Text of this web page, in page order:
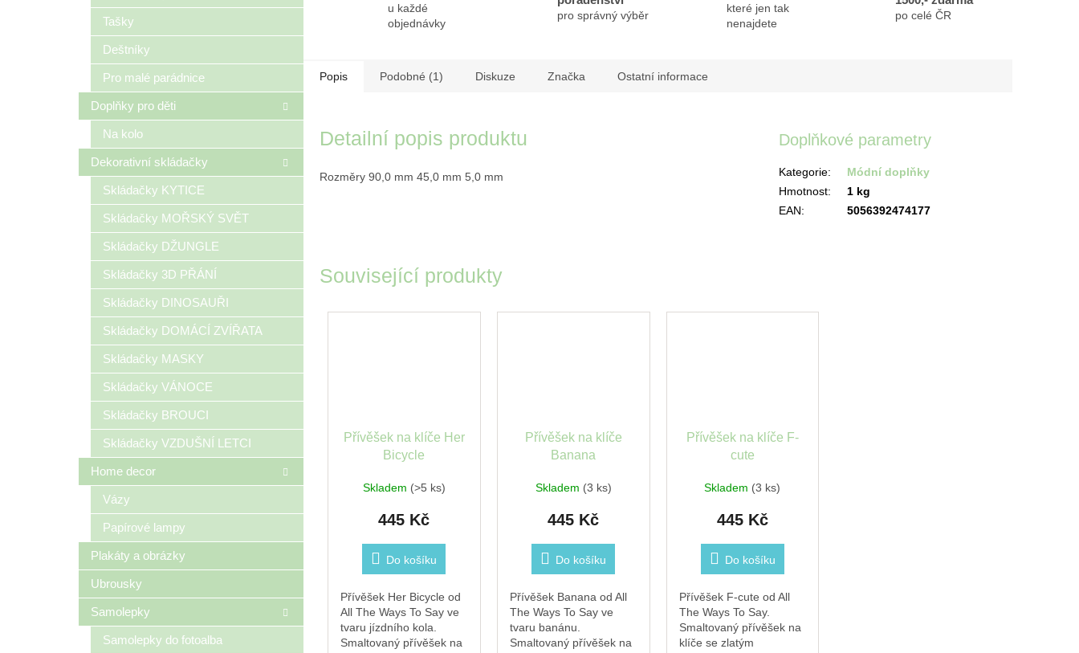
Tašky
Deštníky
Pro malé parádnice
Doplňky pro děti
Na kolo
Dekorativní skládačky
Skládačky KYTICE
Skládačky MOŘSKÝ SVĚT
Skládačky DŽUNGLE
Skládačky 3D PŘÁNÍ
Skládačky DINOSAUŘI
Skládačky DOMÁCÍ ZVÍŘATA
Skládačky MASKY
Skládačky VÁNOCE
Skládačky BROUCI
Skládačky VZDUŠNÍ LETCI
Home decor
Vázy
Papírové lampy
Plakáty a obrázky
Ubrousky
Samolepky
Samolepky do fotoalba
u každé
objednávky
pro správný výběr
které jen tak
nenajdete
po celé ČR
Související produkty
Přívěšek na klíče Her
Bicycle
Skladem (>5 ks)
445 Kč
Do košíku
Přívěšek Her Bicycle od
All The Ways To Say ve
tvaru jízdního kola.
Smaltovaný přívěšek na
Přívěšek na klíče
Banana
Skladem (3 ks)
445 Kč
Do košíku
Přívěšek Banana od All
The Ways To Say ve
tvaru banánu.
Smaltovaný přívěšek na
Přívěšek na klíče F-
cute
Skladem (3 ks)
445 Kč
Do košíku
Přívěšek F-cute od All
The Ways To Say.
Smaltovaný přívěšek na
klíče se zlatým
Popis Podobné (1) Diskuze Značka Ostatní informace
Detailní popis produktu
Rozměry 90,0 mm 45,0 mm 5,0 mm
Doplňkové parametry
Kategorie:
Módní doplňky
Hmotnost:
1 kg
EAN: 5056392474177